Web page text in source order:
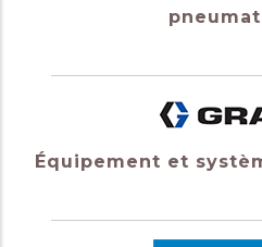
Équipement et